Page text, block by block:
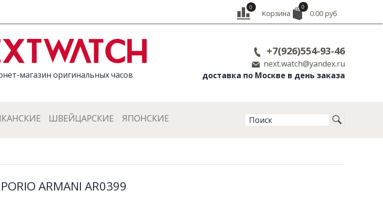
0
Корзина
0
0.00 руб
магазин оригинальных часов
+7(926)554-93-46
next.watch@yandex.ru
доставка по Москве в день заказа
ШВЕЙЦАРСКИЕ ЯПОНСКИЕ
ARMANI AR0399